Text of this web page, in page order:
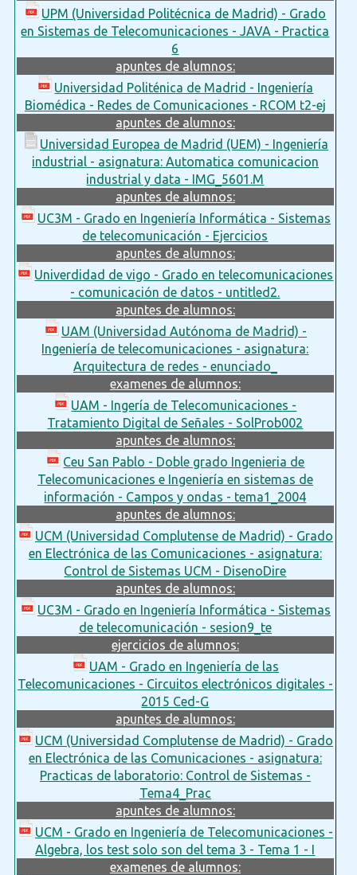
UPM (Universidad Politécnica de Madrid) - Grado
en Sistemas de Telecomunicaciones - JAVA - Practica
6
apuntes de alumnos:
Universidad Politénica de Madrid - Ingeniería
Biomédica - Redes de Comunicaciones - RCOM t2-ej
apuntes de alumnos:
Universidad Europea de Madrid (UEM) - Ingeniería
industrial - asignatura: Automatica comunicacion
industrial y data - IMG_5601.M
apuntes de alumnos:
UC3M - Grado en Ingeniería Informática - Sistemas
de telecomunicación - Ejercicios
apuntes de alumnos:
Univerdidad de vigo - Grado en telecomunicaciones
- comunicación de datos - untitled2.
apuntes de alumnos:
UAM (Universidad Autónoma de Madrid) -
Ingeniería de telecomunicaciones - asignatura:
Arquitectura de redes - enunciado_
examenes de alumnos:
UAM - Ingería de Telecomunicaciones -
Tratamiento Digital de Señales - SolProb002
apuntes de alumnos:
Ceu San Pablo - Doble grado Ingenieria de
Telecomunicaciones e Ingeniería en sistemas de
información - Campos y ondas - tema1_2004
apuntes de alumnos:
UCM (Universidad Complutense de Madrid) - Grado
en Electrónica de las Comunicaciones - asignatura:
Control de Sistemas UCM - DisenoDire
apuntes de alumnos:
UC3M - Grado en Ingeniería Informática - Sistemas
de telecomunicación - sesion9_te
ejercicios de alumnos:
UAM - Grado en Ingeniería de las
Telecomunicaciones - Circuitos electrónicos digitales -
2015 Ced-G
apuntes de alumnos:
UCM (Universidad Complutense de Madrid) - Grado
en Electrónica de las Comunicaciones - asignatura:
Practicas de laboratorio: Control de Sistemas -
Tema4_Prac
apuntes de alumnos:
UCM - Grado en Ingeniería de Telecomunicaciones -
Algebra, los test solo son del tema 3 - Tema 1 - I
examenes de alumnos: